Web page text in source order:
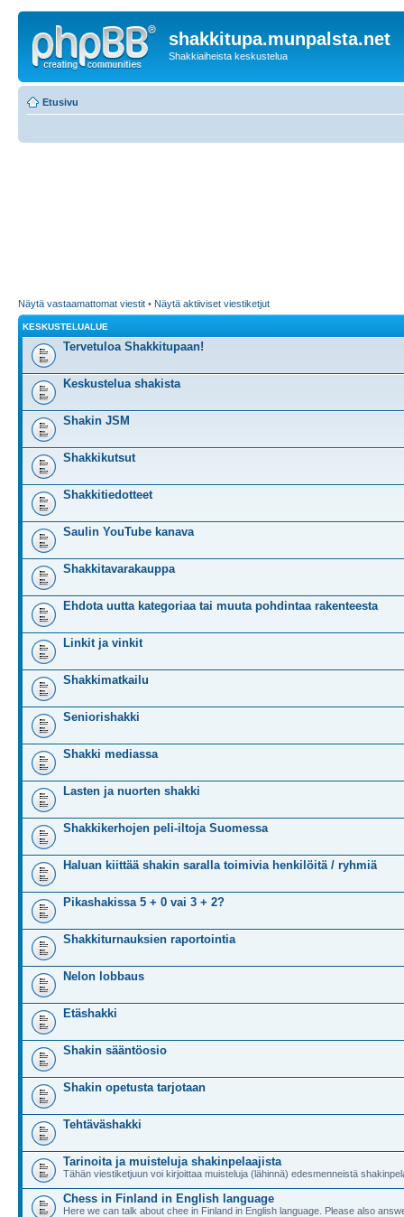
shakkitupa.munpalsta.net
Shakkiaiheista keskustelua
Etusivu
Näytä vastaamattomat viestit • Näytä aktiiviset viestiketjut
KESKUSTELUALUE
Tervetuloa Shakkitupaan!
Keskustelua shakista
Shakin JSM
Shakkikutsut
Shakkitiedotteet
Saulin YouTube kanava
Shakkitavarakauppa
Ehdota uutta kategoriaa tai muuta pohdintaa rakenteesta
Linkit ja vinkit
Shakkimatkailu
Seniorishakki
Shakki mediassa
Lasten ja nuorten shakki
Shakkikerhojen peli-iltoja Suomessa
Haluan kiittää shakin saralla toimivia henkilöitä / ryhmiä
Pikashakissa 5 + 0 vai 3 + 2?
Shakkiturnauksien raportointia
Nelon lobbaus
Etäshakki
Shakin sääntöosio
Shakin opetusta tarjotaan
Tehtäväshakki
Tarinoita ja muisteluja shakinpelaajista
Tähän viestiketjuun voi kirjoittaa muisteluja (lähinnä) edesmenneistä
Chess in Finland in English language
Here we can talk about chee in Finland in English language. Please also